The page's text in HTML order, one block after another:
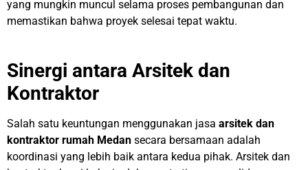
yang mungkin muncul selama proses pembangunan dan
memastikan bahwa proyek selesai tepat waktu.
Sinergi antara Arsitek dan
Kontraktor
Salah satu keuntungan menggunakan jasa arsitek dan
kontraktor rumah Medan secara bersamaan adalah
koordinasi yang lebih baik antara kedua pihak. Arsitek dan